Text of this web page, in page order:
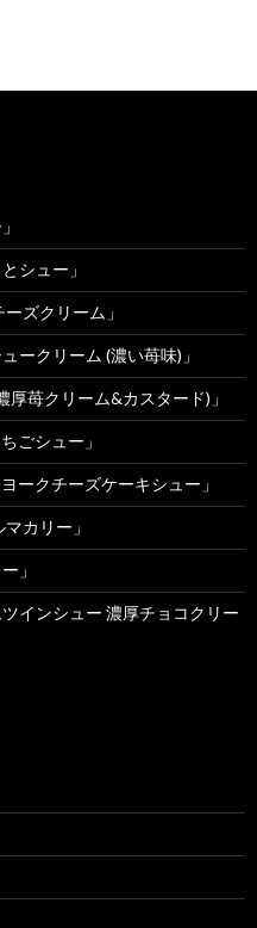
シュー」
ズクリーム」
ークリーム (濃い苺味)」
苺クリーム&カスタード)」
ごシュー」
ークチーズケーキシュー」
カリー」
」
インシュー 濃厚チョコクリー